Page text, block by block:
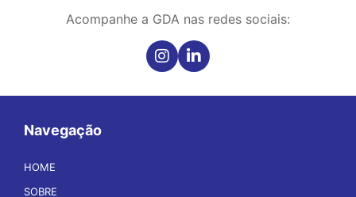
Acompanhe a GDA nas redes sociais:
Navegação
HOME
SOBRE